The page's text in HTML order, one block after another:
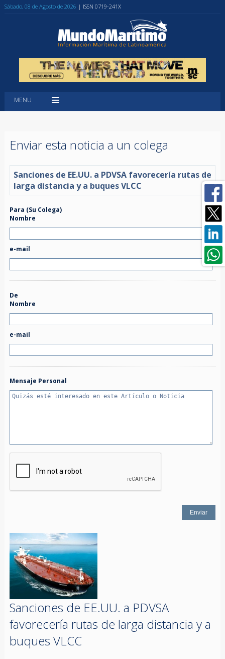
Sábado, 08 de Agosto de 2026 | ISSN 0719-241X
MENU
Enviar esta noticia a un colega
Sanciones de EE.UU. a PDVSA favorecería rutas de
larga distancia y a buques VLCC
Para (Su Colega)
Nombre
e-mail
De
Nombre
e-mail
Mensaje Personal
Sanciones de EE.UU. a PDVSA
favorecería rutas de larga distancia y a
buques VLCC